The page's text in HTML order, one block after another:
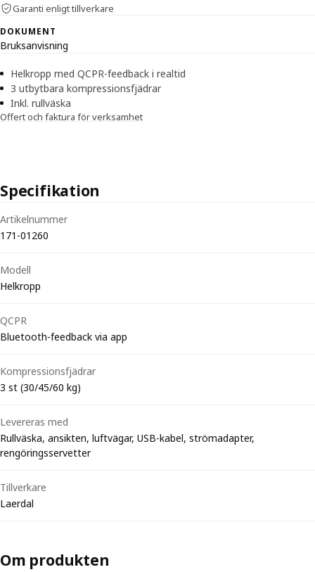
Garanti enligt tillverkare
DOKUMENT
Bruksanvisning
Helkropp med QCPR-feedback i realtid
3 utbytbara kompressionsfjädrar
Inkl. rullväska
Offert och faktura för verksamhet
Specifikation
Artikelnummer
171-01260
Modell
Helkropp
QCPR
Bluetooth-feedback via app
Kompressionsfjädrar
3 st (30/45/60 kg)
Levereras med
Rullväska, ansikten, luftvägar, USB-kabel, strömadapter,
rengöringsservetter
Tillverkare
Laerdal
Om produkten